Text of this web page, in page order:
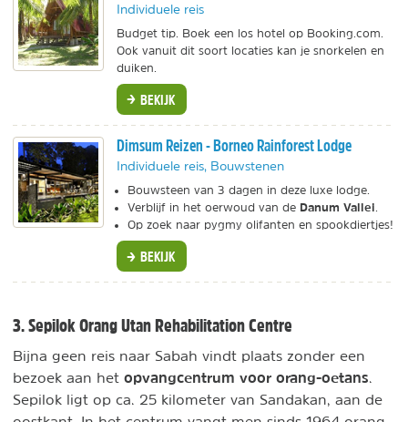
Individuele reis
Budget tip. Boek een los hotel op Booking.com.
Ook vanuit dit soort locaties kan je snorkelen en
duiken.
BEKIJK
Dimsum Reizen - Borneo Rainforest Lodge
Individuele reis, Bouwstenen
Bouwsteen van 3 dagen in deze luxe lodge.
Verblijf in het oerwoud van de Danum Vallei
Op zoek naar pygmy olifanten en spookdiertjes!
BEKIJK
3. Sepilok Orang Utan Rehabilitation Centre
Bijna geen reis naar Sabah vindt plaats zonder een
bezoek aan het opvangcentrum voor orang-oetans
Sepilok ligt op ca. 25 kilometer van Sandakan, aan de